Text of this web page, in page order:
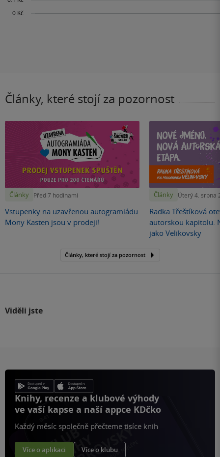
Články, které stojí za pozornost
Články Před 7 hodinami
Vstupenky na uzavřenou autogramiádu
Mony Kasten jsou v prodeji!
Články Úterý 4. srpna
Radka Třeštíková
autorskou kapitolu.
jako Velikovsky
Články, které stojí za pozornost
Viděli jste
Knihy, recenze a klubové výhody
ve vaší kapse a naší appce KDčko
Každý měsíc společně přečteme tisíce knih
Více o aplikaci Více o klubu